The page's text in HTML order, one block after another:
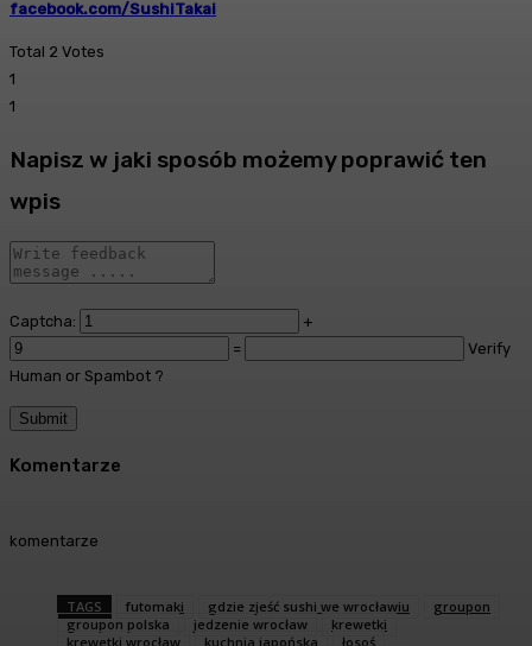
facebook.com/SushiTakai
Total 2 Votes
1
1
Napisz w jaki sposób możemy poprawić ten
wpis
Captcha:
+
=
Verify
Human or Spambot ?
Komentarze
komentarze
TAGS futomaki gdzie zjeść sushi we wrocławiu
groupon
groupon polska
jedzenie wrocław
krewetki
krewetki wrocław
kuchnia japońska
łosoś